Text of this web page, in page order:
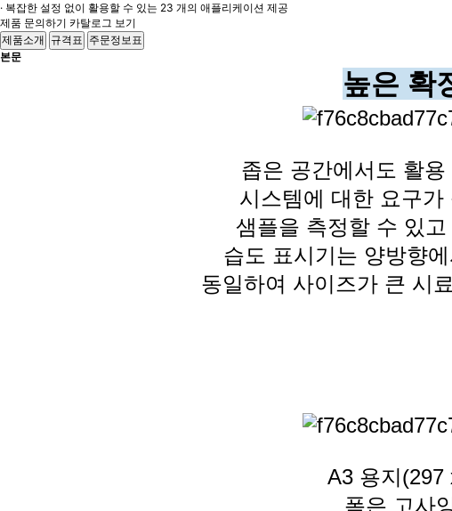
· 복잡한 설정 없이 활용할 수 있는 23 개의 애플리케이션 제공
제품 문의하기 카탈로그 보기
제품소개 규격표 주문정보표
본문
높은 확
좁은 공간에서도 활
시스템에 대한 요구
샘플을 측정할 수 있고
습도 표시기는 양방향에
동일하여 사이즈가 큰 시
A3 용지(297
폭은 고사